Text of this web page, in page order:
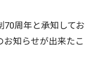
周年と承知してお
お知らせが出来たこ